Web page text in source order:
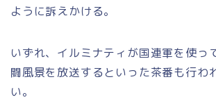
ように訴えかける。
いずれ、イルミナティが国連軍を使っ
闘風景を放送するといった茶番も行わ
い。